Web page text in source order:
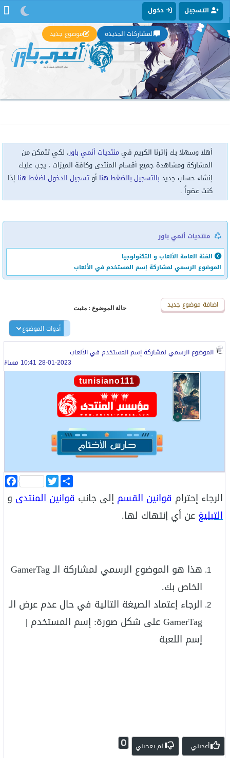
التسجيل دخول
المشاركات الجديدة موضوع جديد
أهلا وسهلا بك زائرنا الكريم فيمنتديات أنمي باور، لكي تتمكن من
المشاركة ومشاهدة جميع أقسام المنتدى وكافة الميزات ، يجب عليك
إنشاء حساب جديد بالتسجيل بالضغط هنا أوتسجيل الدخول اضغط هنا إذا
كنت عضواً .
منتديات أنمي باور
الفئة العامة الألعاب و التكنولوجيا
الموضوع الرسمي لمشاركة إسم المستخدم في الألعاب
اضافة رد جديد
اضافة موضوع جديد حالة الموضوع : مثبت
أدوات الموضوع
الموضوع الرسمي لمشاركة إسم المستخدم في الألعاب
28-01-2023 10:41 مساءً
tunisiano111
a
c
e
T
w
i
t
ن
ش
ر
الرجاء إحترام قوانين القسم إلى جانب قوانين المنتدى و
التبليغ عن أي إنتهاك لها.
هذا هو الموضوع الرسمي لمشاركة الـ GamerTag
الخاص بك.
الرجاء إعتماد الصيغة التالية في حال عدم عرض الـ
GamerTag على شكل صورة: إسم المستخدم |
إسم اللعبة
أعجبني لم يعجبني 0